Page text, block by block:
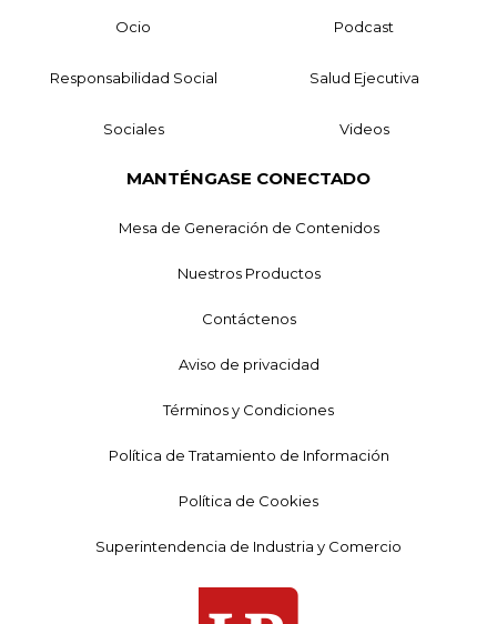
Ocio Podcast
Responsabilidad Social Salud Ejecutiva
Sociales Videos
MANTÉNGASE CONECTADO
Mesa de Generación de Contenidos
Nuestros Productos
Contáctenos
Aviso de privacidad
Términos y Condiciones
Política de Tratamiento de Información
Política de Cookies
Superintendencia de Industria y Comercio